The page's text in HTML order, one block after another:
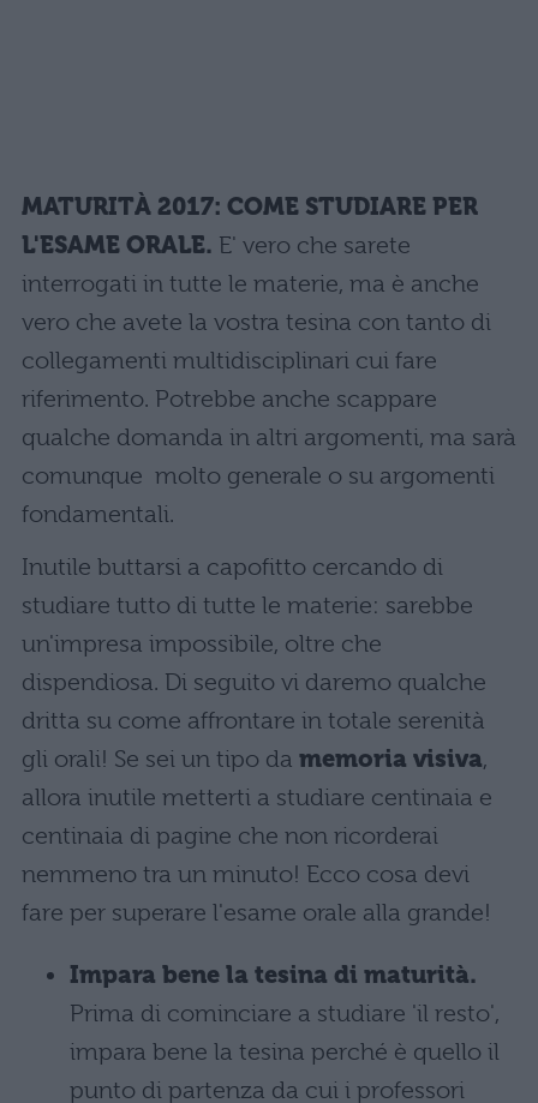
MATURITÀ 2017: COME STUDIARE PER
L'ESAME ORALE. E' vero che sarete
interrogati in tutte le materie, ma è anche
vero che avete la vostra tesina con tanto di
collegamenti multidisciplinari cui fare
riferimento. Potrebbe anche scappare
qualche domanda in altri argomenti, ma sarà
comunque molto generale o su argomenti
fondamentali.
Inutile buttarsi a capofitto cercando di
studiare tutto di tutte le materie: sarebbe
un'impresa impossibile, oltre che
dispendiosa. Di seguito vi daremo qualche
dritta su come affrontare in totale serenità
gli orali! Se sei un tipo da memoria visiva,
allora inutile metterti a studiare centinaia e
centinaia di pagine che non ricorderai
nemmeno tra un minuto! Ecco cosa devi
fare per superare l'esame orale alla grande!
Impara bene la tesina di maturità.
Prima di cominciare a studiare 'il resto',
impara bene la tesina perché è quello il
punto di partenza da cui i professori